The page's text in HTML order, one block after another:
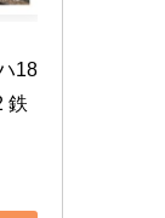
18
鉄